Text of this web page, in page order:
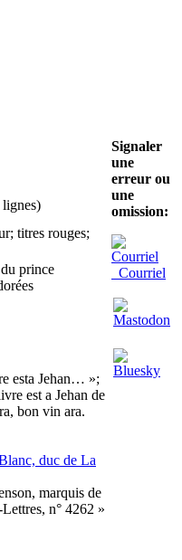
titres rouges;
prince
esta Jehan… »;
est a Jehan de
bon vin ara.
duc de La
marquis de
n° 4262 »
Signaler
une
erreur ou
une
omission:
Courriel